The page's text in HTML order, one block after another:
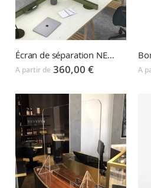
Écran de séparation NEWPORT spécial Covid
A partir de 360,00 € A